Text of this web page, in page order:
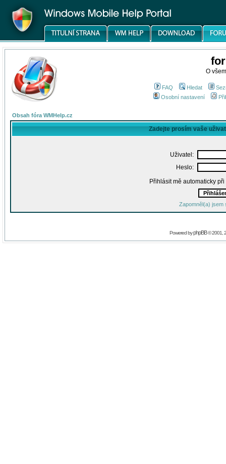
O
FAQ Hledat
Osobní nastavení
Obsah fóra WMHelp.cz
Zadejte prosím vaše
Uživatel:
Heslo:
Přihlásit mě automaticky
Zapomněl(a) jsem
Powered byphpBB© 2001,